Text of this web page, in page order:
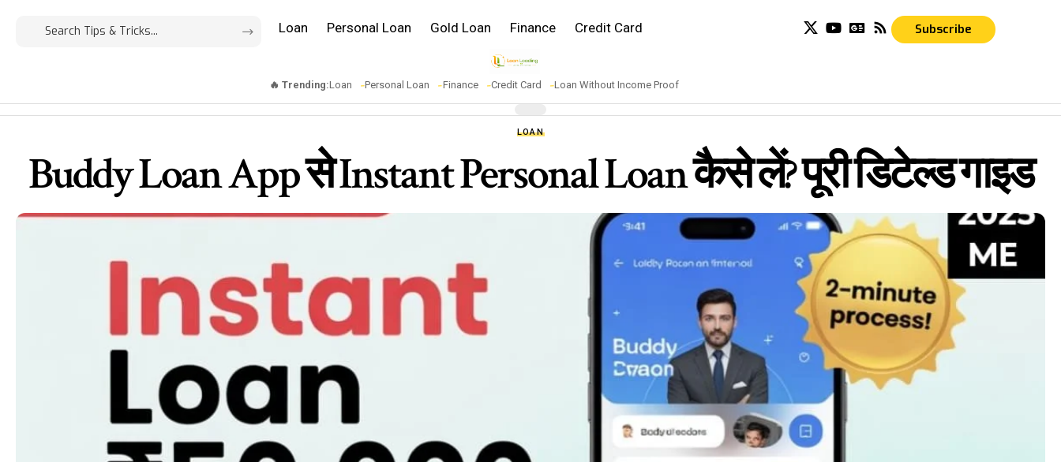
Loan Personal Loan Gold Loan Finance Credit Card
🔥 Trending:Loan Personal Loan Finance Credit Card Loan Without Income Proof
Subscribe
LOAN
Buddy Loan App से Instant Personal Loan कैसे लें? पूरी डिटेल्ड गाइड